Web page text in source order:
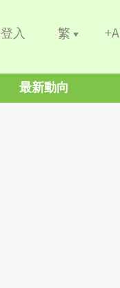
登入 繁 +A
最新動向